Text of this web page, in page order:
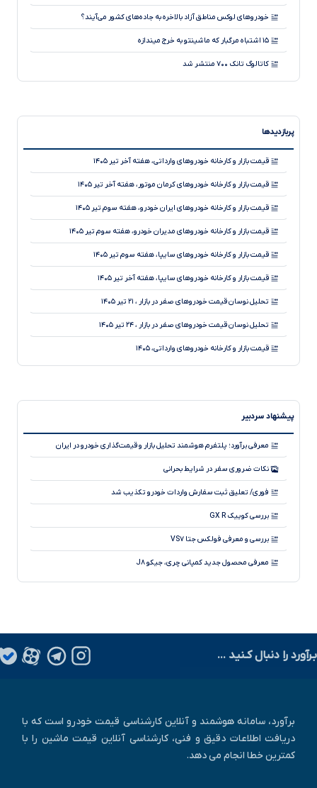
خودروهای لوکس مناطق آزاد بالاخره به جاده‌های کشور می‌آیند؟
۱۵ اشتباه مرگبار که ماشینتو به خرج میندازه
کاتالوگ تانک ۷۰۰ منتشر شد
نقد و بررسی جامع کیا K۴
خودروهای هیبریدی؛ نجات‌دهنده محیط‌زیست یا دردسر جدید برای
رانندگان؟
نقد و بررسی جامع هیوندای توسان L ۱.۵ توربو
آیا کاهش ارتفاع خودرو همواره به بهبود هندلینگ منجر می‌شود؟
پربازدیدها
قیمت بازار و کارخانه خودروهای وارداتی، هفته آخر تیر ۱۴۰۵
قیمت بازار و کارخانه خودروهای کرمان موتور، هفته آخر تیر ۱۴۰۵
قیمت بازار و کارخانه خودروهای ایران خودرو، هفته سوم تیر ۱۴۰۵
قیمت بازار و کارخانه خودروهای مدیران خودرو، هفته سوم تیر ۱۴۰۵
قیمت بازار و کارخانه خودروهای سایپا، هفته سوم تیر ۱۴۰۵
قیمت بازار و کارخانه خودروهای سایپا، هفته آخر تیر ۱۴۰۵
تحلیل نوسان قیمت خودروهای صفر در بازار ، ۲۱ تیر ۱۴۰۵
تحلیل نوسان قیمت خودروهای صفر در بازار ، ۲۴ تیر ۱۴۰۵
قیمت بازار و کارخانه خودروهای وارداتی، ۱۴۰۵
تحلیل کاهش قیمت خودروهای صفر در بازار ، ۲۹ تیر ۱۴۰۵
قیمت بازار و کارخانه خودروهای کرمان موتور، ۱۴۰۵
قیمت بازار و کارخانه خودروهای مدیران خودرو، هفته آخر تیر ۱۴۰۵
قیمت بازار و کارخانه خودروهای وارداتی، هفته اول مرداد ۱۴۰۵
پیشنهاد سردبیر
معرفی برآورد؛ پلتفرم هوشمند تحلیل بازار و قیمت‌گذاری خودرو در ایران
نکات ضروری سفر در شرایط بحرانی
فوری/ تعلیق ثبت سفارش واردات خودرو تکذیب شد
بررسی کوییک GX R
بررسی و معرفی فولکس جتا VS۷
معرفی محصول جدید کمپانی چری، جیکو J۸
نسخه فول آپشن لاماری ایما با نام لاماری ایما X رونمایی شد!
چگونه کارکرد واقعی خودرو را تشخیص دهیم؟
بـرآورد را دنبال کـنید ...
برآورد، سامانه هوشمند و آنلاین کارشناسی قیمت خودرو است که با
دریافت اطلاعات دقیق و فنی، کارشناسی آنلاین قیمت ماشین را با
کمترین خطا انجام می دهد.